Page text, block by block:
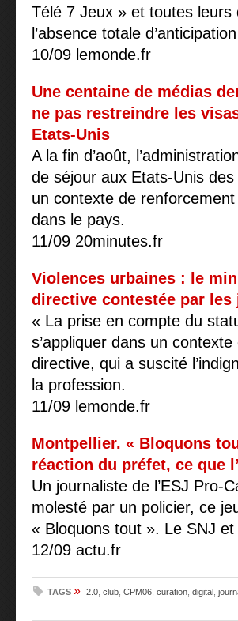
Télé 7 Jeux » et toutes
l’absence totale
10/09 lemonde.fr
Une centaine de médias
ne pas restreindre les
Etats-Unis
A la fin d’août,
de séjour aux Etats-Unis
un contexte de
dans le pays.
11/09 20minutes.fr
Violences urbaines : le
directive contestée par
« La prise en compte du
s’appliquer dans un
directive, qui a suscité
la profession.
11/09 lemonde.fr
Montpellier. « Bloquons
réaction du préfet, ce que
Un journaliste de l’ESJ Pro-
molesté par un policier, ce
« Bloquons tout ». Le SNJ
12/09 actu.fr
TAGS » 2.0 club CPM06 curation digital